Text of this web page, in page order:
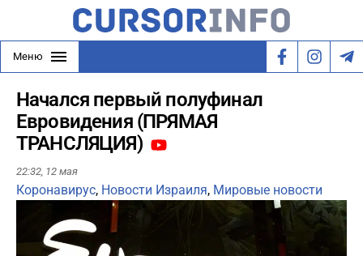
Меню
Начался первый полуфинал
Евровидения (ПРЯМАЯ
ТРАНСЛЯЦИЯ)
22:32, 12 мая
Коронавирус, Новости Израиля, Мировые новости